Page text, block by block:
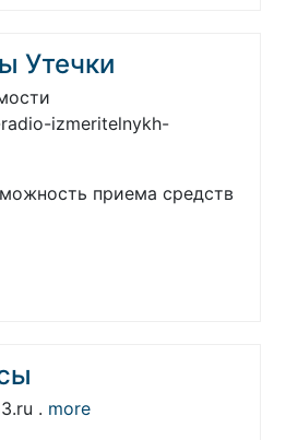
Утечки
izmeritelnykh-
приема средств
. more